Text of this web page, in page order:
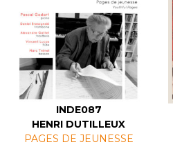
INDE087
HENRI DUTILLEUX
PAGES DE JEUNESSE